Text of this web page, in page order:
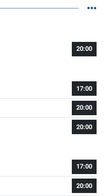
20:00
17:00
20:00
20:00
17:00
20:00